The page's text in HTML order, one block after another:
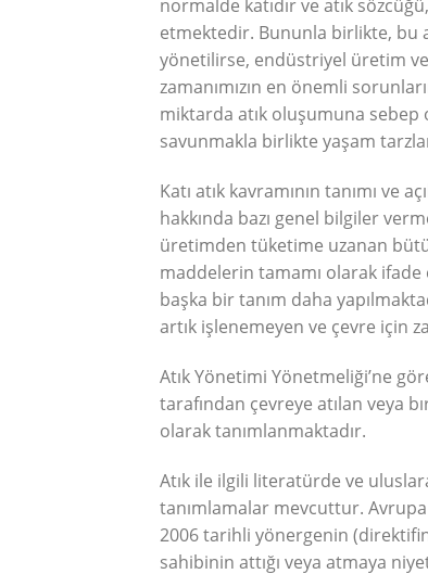
normalde katıdır ve atık
etmektedir. Bununla birlikte, bu
yönetilirse, endüstriyel üretim
zamanımızın en önemli
miktarda atık oluşumuna sebep
savunmakla birlikte yaşam
Katı atık kavramının tanımı ve
hakkında bazı genel bilgiler
üretimden tüketime uzanan
maddelerin tamamı olarak ifade
başka bir tanım daha
artık işlenemeyen ve çevre için
Atık Yönetimi Yönetmeliği’ne
tarafından çevreye atılan veya
olarak tanımlanmaktadır.
Atık ile ilgili literatürde ve
tanımlamalar mevcuttur. Avrupa
2006 tarihli yönergenin
sahibinin attığı veya atmaya